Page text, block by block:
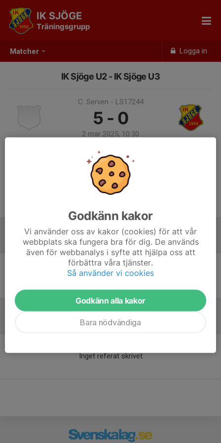
Matcher Logga in
IK SJÖGE
Träningsgrupp
IK Sjöge U2 - IK Sjöge U3
C: Serven - LS17244
5 - 0
2 mar 2025, 10:30
Samling 10:00
Endast kallade kunde anmäla sig till aktiviteten. 3 personer var kallade.
Laguppställning
Ingen uppställning ifylld
Inget referat skrivet
Godkänn kakor
Vi använder oss av kakor (cookies) för att vår
webbplats ska fungera bra för dig. De används
även för webbanalys i syfte att hjälpa oss att
förbättra våra tjänster.
Så använder vi cookies
Godkänn alla kakor
Bara nödvändiga